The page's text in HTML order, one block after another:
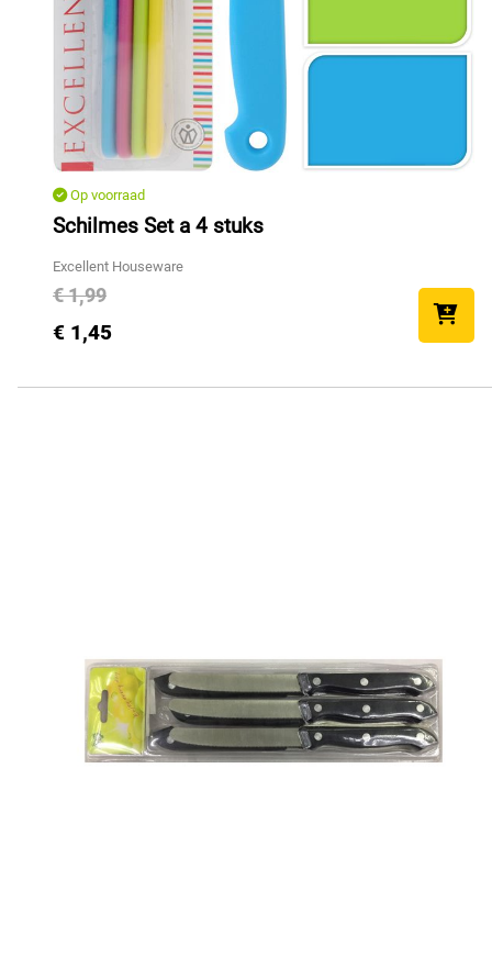
Op voorraad
Schilmes Set a 4 stuks
Excellent Houseware
€ 1,99
€ 1,45